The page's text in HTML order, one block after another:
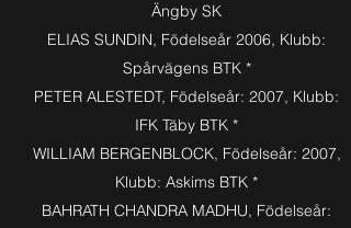
Ängby SK
ELIAS SUNDIN, Födelseår 2006, Klubb:
Spårvägens BTK *
PETER ALESTEDT, Födelseår: 2007, Klubb:
IFK Täby BTK *
WILLIAM BERGENBLOCK, Födelseår: 2007,
Klubb: Askims BTK *
BAHRATH CHANDRA MADHU, Födelseår: